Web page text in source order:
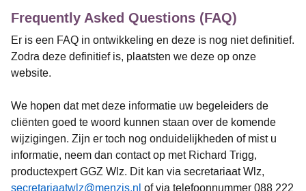
Frequently Asked Questions (FAQ)
Er is een FAQ in ontwikkeling en deze is nog niet definitief.
Zodra deze definitief is, plaatsten we deze op onze
website.
We hopen dat met deze informatie uw begeleiders de
cliënten goed te woord kunnen staan over de komende
wijzigingen. Zijn er toch nog onduidelijkheden of mist u
informatie, neem dan contact op met Richard Trigg,
productexpert GGZ Wlz. Dit kan via secretariaat Wlz,
secretariaatwlz@menzis.nl of via telefoonnummer 088 222